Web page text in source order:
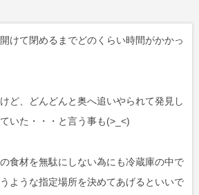
けて閉めるまでどのくらい時間がかかっ
ど、どんどんと奥へ追いやられて発見し
いた・・・と言う事も(>_<)
食材を無駄にしない為にも冷蔵庫の中で
ような指定場所を決めてあげるといいで